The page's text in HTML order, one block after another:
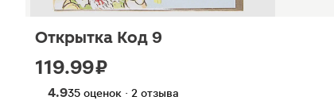
Открытка Код 9
119.99 ₽
4.935 оценок · 2 отзыва